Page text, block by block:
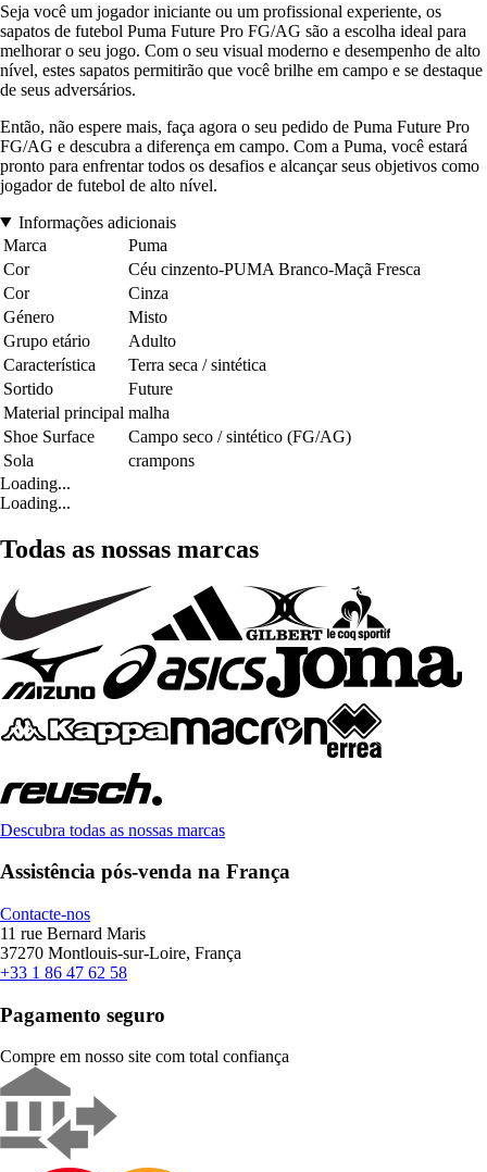
Seja você um jogador iniciante ou um profissional experiente, os
sapatos de futebol Puma Future Pro FG/AG são a escolha ideal para
melhorar o seu jogo. Com o seu visual moderno e desempenho de alto
nível, estes sapatos permitirão que você brilhe em campo e se destaque
de seus adversários.
Então, não espere mais, faça agora o seu pedido de Puma Future Pro
FG/AG e descubra a diferença em campo. Com a Puma, você estará
pronto para enfrentar todos os desafios e alcançar seus objetivos como
jogador de futebol de alto nível.
Informações adicionais
Marca
Puma
Cor
Céu cinzento-PUMA Branco-Maçã Fresca
Cor
Cinza
Género
Misto
Grupo etário
Adulto
Característica
Terra seca / sintética
Sortido
Future
Material principal malha
Shoe Surface
Campo seco / sintético (FG/AG)
Sola
crampons
Loading...
Loading...
Todas as nossas marcas
Descubra todas as nossas marcas
Assistência pós-venda na França
Contacte-nos
11 rue Bernard Maris
37270 Montlouis-sur-Loire, França
+33 1 86 47 62 58
Pagamento seguro
Compre em nosso site com total confiança